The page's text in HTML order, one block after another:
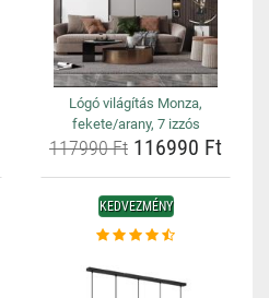
Lógó világítás Monza,
fekete/arany, 7 izzós
117990 Ft 116990 Ft
KEDVEZMÉNY